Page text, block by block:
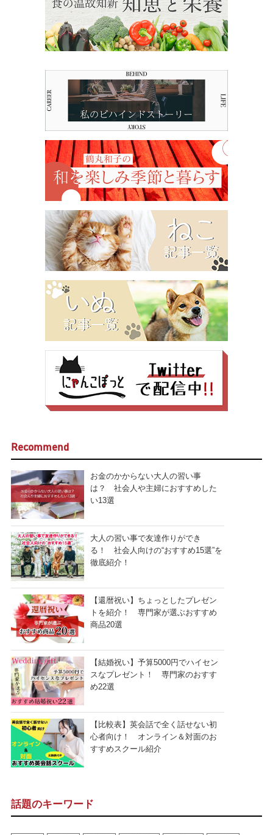
Recommend
お金のかからない大人の習い事
は？ 社会人や主婦におすすめした
い13選
大人の習い事で友達作りができ
る！ 社会人向けの“おすすめ15選”を
徹底紹介！
【還暦祝い】ちょっとしたプレゼン
トを紹介！ 専門家が選ぶおすすめ
商品20選
【結婚祝い】予算5000円でハイセン
スなプレゼント！ 専門家のおすす
め22選
【比較表】英会話で全く話せない初
心者向け！ オンライン＆対面のお
すすめスクール紹介
話題のキーワード